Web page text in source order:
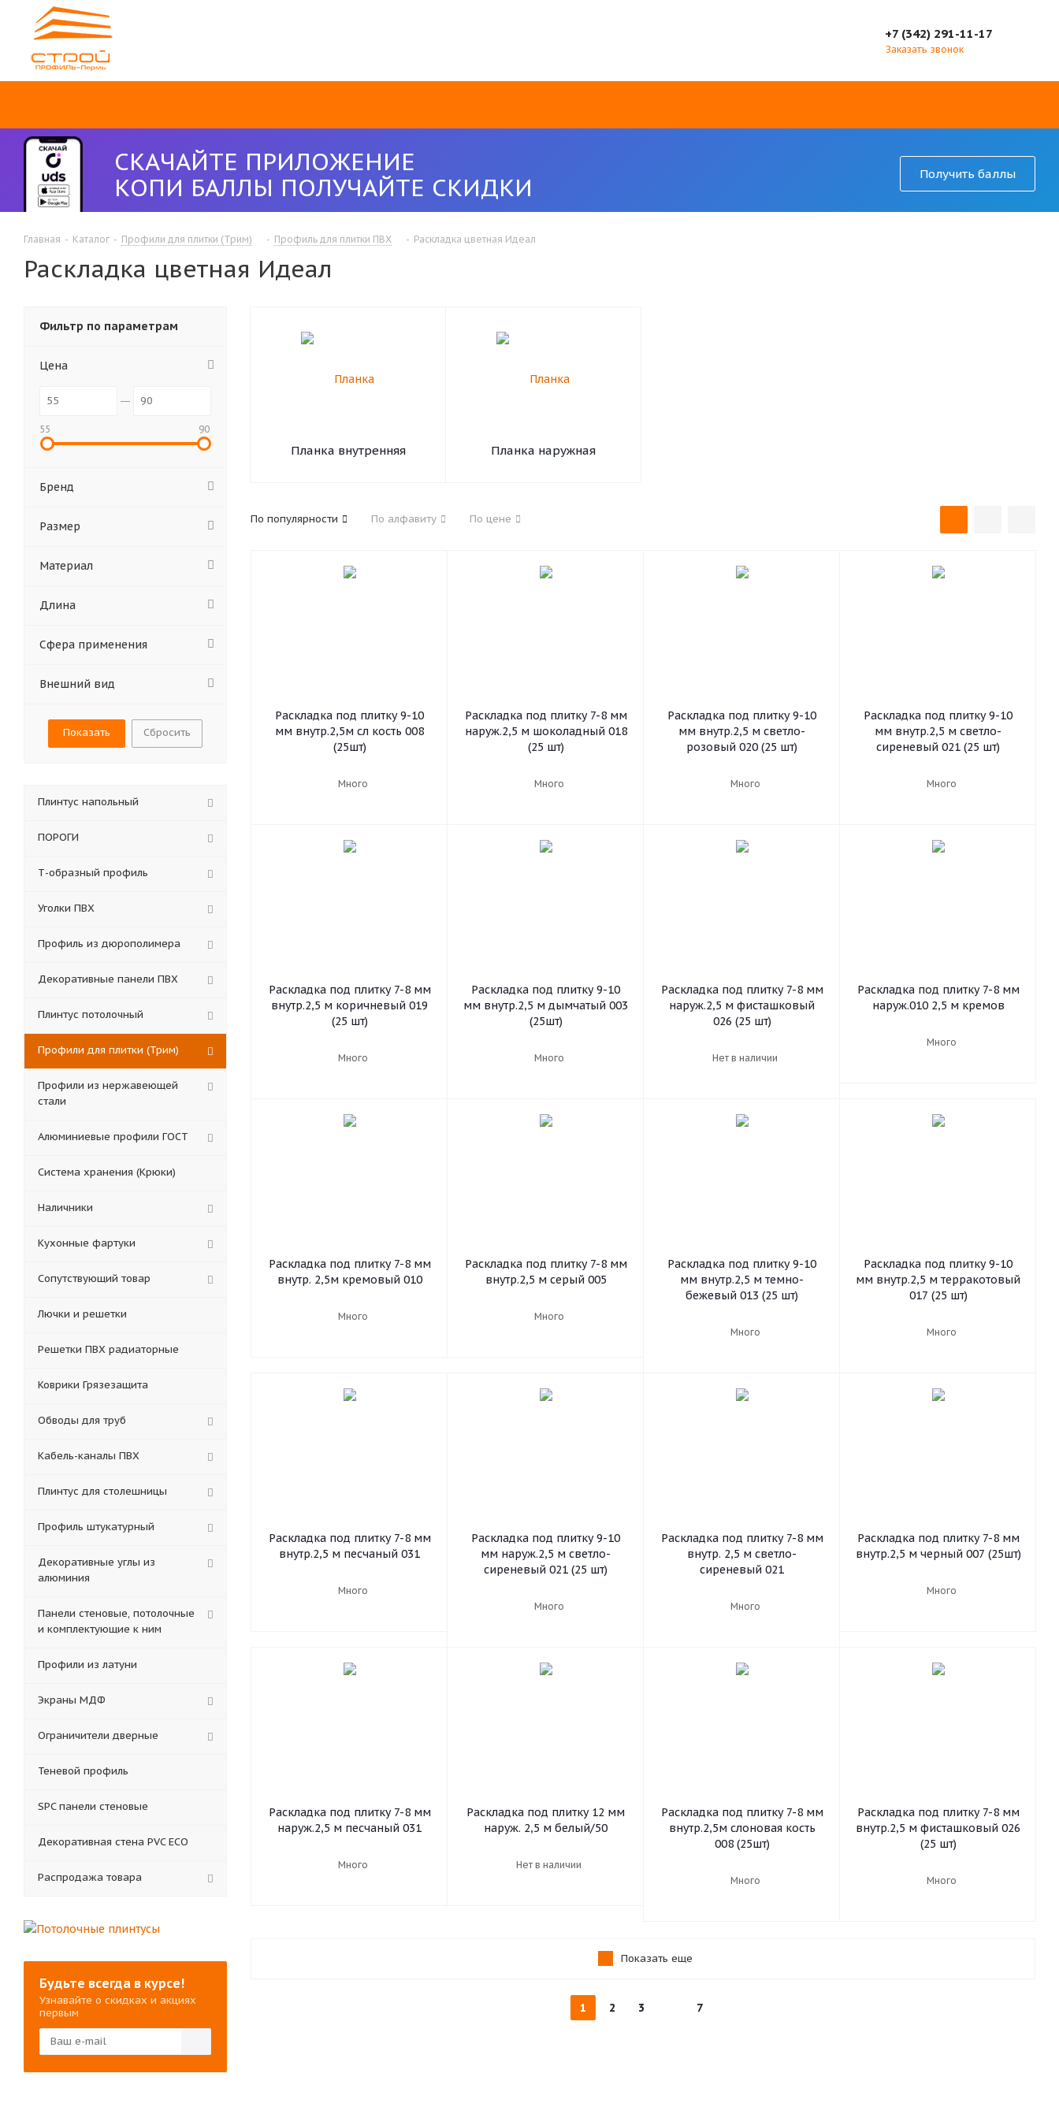
+7 (342) 291-11-17
Заказать звонок
СКАЧАЙТЕ ПРИЛОЖЕНИЕ
КОПИ БАЛЛЫ ПОЛУЧАЙТЕ СКИДКИ
Получить баллы
Главная - Каталог - Профили для плитки (Трим) - Профиль для плитки ПВХ - Раскладка цветная Идеал
Раскладка цветная Идеал
Планка внутренняя Планка наружная
По популярности По алфавиту По цене
Раскладка под плитку 9-10
мм внутр.2,5м сл кость 008
(25шт)
Много
Раскладка под плитку 7-8 мм
наруж.2,5 м шоколадный 018
(25 шт)
Много
Раскладка под плитку 9-10
мм внутр.2,5 м светло-
розовый 020 (25 шт)
Много
Раскладка под плитку 9-10
мм внутр.2,5 м светло-
сиреневый 021 (25 шт)
Много
Раскладка под плитку 7-8 мм
внутр.2,5 м коричневый 019
(25 шт)
Много
Раскладка под плитку 9-10
мм внутр.2,5 м дымчатый 003
(25шт)
Много
Раскладка под плитку 7-8 мм
наруж.2,5 м фисташковый
026 (25 шт)
Нет в наличии
Раскладка под плитку 7-8 мм
наруж.010 2,5 м кремов
Много
Раскладка под плитку 7-8 мм
внутр. 2,5м кремовый 010
Много
Раскладка под плитку 7-8 мм
внутр.2,5 м серый 005
Много
Раскладка под плитку 9-10
мм внутр.2,5 м темно-
бежевый 013 (25 шт)
Много
Раскладка под плитку 9-10
мм внутр.2,5 м терракотовый
017 (25 шт)
Много
Раскладка под плитку 7-8 мм
внутр.2,5 м песчаный 031
Много
Раскладка под плитку 9-10
мм наруж.2,5 м светло-
сиреневый 021 (25 шт)
Много
Раскладка под плитку 7-8 мм
внутр. 2,5 м светло-
сиреневый 021
Много
Раскладка под плитку 7-8 мм
внутр.2,5 м черный 007 (25шт)
Много
Раскладка под плитку 7-8 мм
наруж.2,5 м песчаный 031
Много
Раскладка под плитку 12 мм
наруж. 2,5 м белый/50
Нет в наличии
Раскладка под плитку 7-8 мм
внутр.2,5м слоновая кость
008 (25шт)
Много
Раскладка под плитку 7-8 мм
внутр.2,5 м фисташковый 026
(25 шт)
Много
Показать еще
1 2 3 7
Фильтр по параметрам
Цена
55 90
Бренд
Размер
Материал
Длина
Cфера применения
Внешний вид
Сбросить
Плинтус напольный
ПОРОГИ
Т-образный профиль
Уголки ПВХ
Профиль из дюрополимера
Декоративные панели ПВХ
Плинтус потолочный
Профили для плитки (Трим)
Профили из нержавеющей
стали
Алюминиевые профили ГОСТ
Система хранения (Крюки)
Наличники
Кухонные фартуки
Сопутствующий товар
Лючки и решетки
Решетки ПВХ радиаторные
Коврики Грязезащита
Обводы для труб
Кабель-каналы ПВХ
Плинтус для столешницы
Профиль штукатурный
Декоративные углы из
алюминия
Панели стеновые, потолочные
и комплектующие к ним
Профили из латуни
Экраны МДФ
Ограничители дверные
Теневой профиль
SPC панели стеновые
Декоративная стена PVC ECO
Распродажа товара
Будьте всегда в курсе!
Узнавайте о скидках и акциях
первым